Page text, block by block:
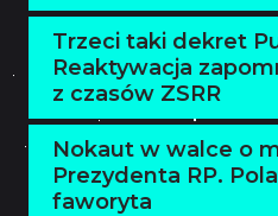
Trzeci taki dekret
Reaktywacja
z czasów ZSRR
Nokaut w walce o
Prezydenta RP.
faworyta